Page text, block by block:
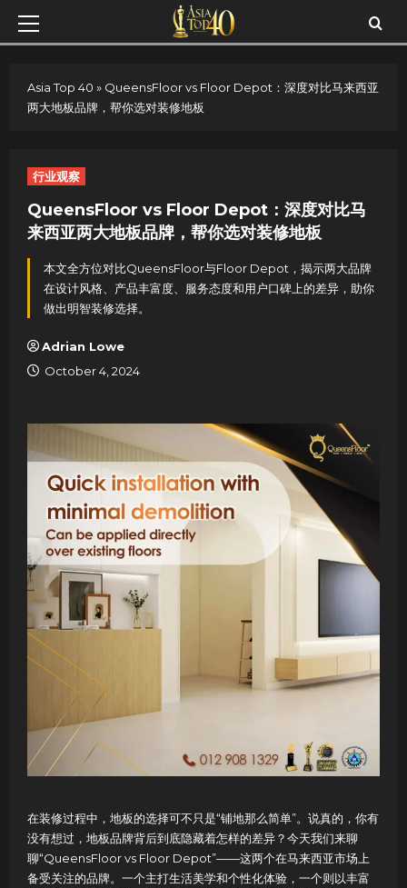
Skip
Primary
Asia Top 40 » QueensFloor vs Floor Depot：深度对比马来西亚
两大地板品牌，帮你选对装修地板
行业观察
QueensFloor vs Floor Depot：深度对比马
来西亚两大地板品牌，帮你选对装修地板
本文全方位对比QueensFloor与Floor Depot，揭示两大品牌
在设计风格、产品丰富度、服务态度和用户口碑上的差异，助你
做出明智装修选择。
Adrian Lowe
October 4, 2024
在装修过程中，地板的选择可不只是“铺地那么简单”。说真的，你有
没有想过，地板品牌背后到底隐藏着怎样的差异？今天我们来聊
聊“QueensFloor vs Floor Depot”——这两个在马来西亚市场上
备受关注的品牌。一个主打生活美学和个性化体验，一个则以丰富